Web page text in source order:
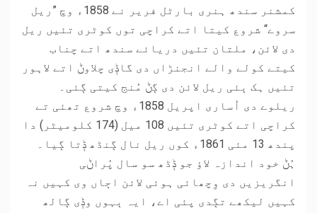
کمشنر سندھ ہنری بارٹل فریر نے 1858ء وچ ”ریل
سروے“ شروع کیتا اتے کراچی توں کوٹری تئیں ریل
دی لائن، ملتان تئیں دریائے سندھ اتے چناب
کیتے کولے والے انجنڑاں دی گاݙی چلاوݨ اتے لاہور
تئیں ہک ٻئی ریل لائن دی ڳݨ مُنج کیتی ڳئی۔
ریلوے دی اُساری اپریل 1858ء وچ شروع تھئی تے
کراچی اتے کوٹری تئیں 108 میل (174 کلومیٹر) دا
پندھ 13 مئی 1861ء کوں ریل نال ڳنڈھ ݙتا ڳیا۔
ہُݨ خود اندازہ لاﺅ جو ݙڈھ سو سال پُراݨی
انگریزیں دی وِچھائی ہوئی لائن اڄاں وی کہیں نہ
کہیں لیکھے تڳدی پئی اے، ایہ ٻہوں وݙی ڳالھ